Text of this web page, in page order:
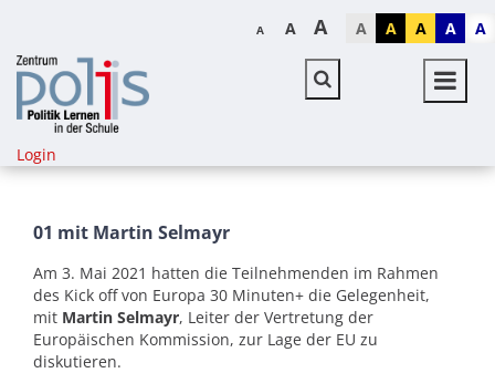
A A A A A A A A
Login
01 mit Martin Selmayr
Am 3. Mai 2021 hatten die Teilnehmenden im Rahmen
des Kick off von Europa 30 Minuten+ die Gelegenheit,
mit Martin Selmayr, Leiter der Vertretung der
Europäischen Kommission, zur Lage der EU zu
diskutieren.